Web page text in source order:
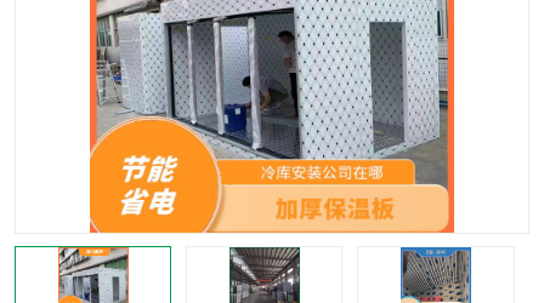
资阳冻库，资阳冻库安装 泸州冻库，泸州冷库
乐山冻库,乐山保鲜冷库 自贡冻库组装
雅安冷库,雅安冻库 攀枝花冻库
烘干冷链 冻库安装，小型冻库造价
内江冷库，内江冻库 宜宾冷库，宜宾冻库设备